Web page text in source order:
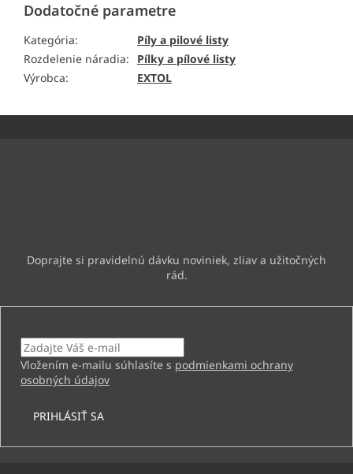
Dodatočné parametre
Kategória:
Píly a pilové listy
Rozdelenie náradia:
Pílky a pílové listy
Výrobca: EXTOL
Vložením e-mailu súhlasíte s podmienkami ochrany
osobných údajov
PRIHLÁSIŤ SA